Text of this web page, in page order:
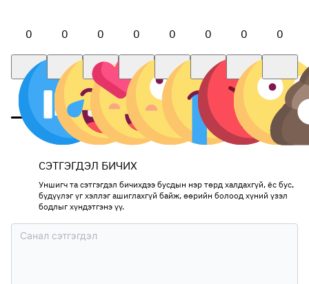
0 0 0 0 0 0 0 0
СЭТГЭГДЭЛ БИЧИХ
Уншигч та сэтгэгдэл бичихдээ бусдын нэр төрд халдахгүй, ёс бус,
бүдүүлэг үг хэллэг ашиглахгүй байж, өөрийн болоод хүний үзэл
бодлыг хүндэтгэнэ үү.